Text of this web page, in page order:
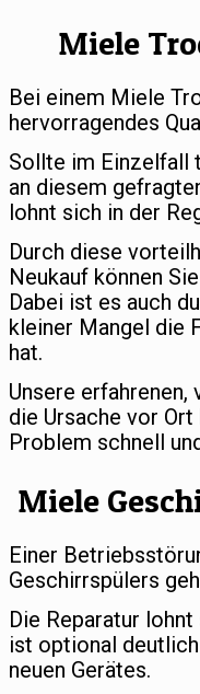
Miele
Bei einem Miele
hervorragendes
Sollte im Einzelfall
an diesem
lohnt sich in der
Durch diese
Neukauf können
Dabei ist es auch
kleiner Mangel die
hat.
Unsere
die Ursache vor
Problem schnell
Miele
Einer
Geschirrspülers
Die Reparatur
ist optional
neuen Gerätes.